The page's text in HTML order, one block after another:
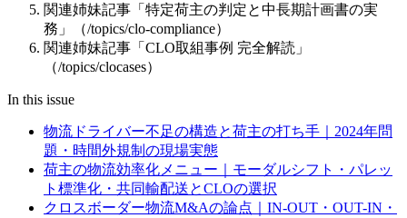
関連姉妹記事「特定荷主の判定と中長期計画書の実
務」（/topics/clo-compliance）
関連姉妹記事「CLO取組事例 完全解読」
（/topics/clocases）
In this issue
物流ドライバー不足の構造と荷主の打ち手｜2024年問
題・時間外規制の現場実態
荷主の物流効率化メニュー｜モーダルシフト・パレッ
ト標準化・共同輸配送とCLOの選択
クロスボーダー物流M&Aの論点｜IN-OUT・OUT-IN・